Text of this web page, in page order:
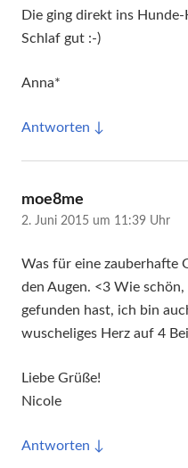
Die ging direkt ins Hunde-
Schlaf gut :-)
Anna*
Antworten
moe8me
2. Juni 2015 um 11:39 Uhr
Was für eine zauberhafte
den Augen. <3 Wie
gefunden hast, ich bin
wuscheliges Herz auf 4
Liebe Grüße!
Nicole
Antworten